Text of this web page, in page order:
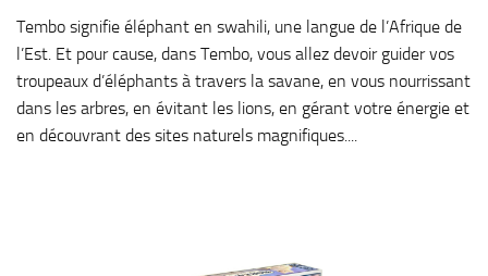
Tembo signifie éléphant en swahili, une langue de l’Afrique de
l’Est. Et pour cause, dans Tembo, vous allez devoir guider vos
troupeaux d’éléphants à travers la savane, en vous nourrissant
dans les arbres, en évitant les lions, en gérant votre énergie et
en découvrant des sites naturels magnifiques....